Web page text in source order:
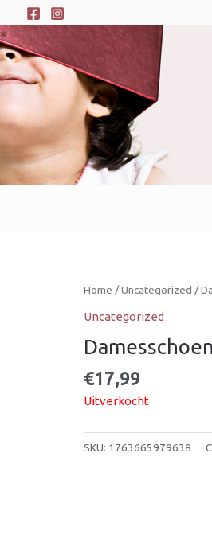
Home /Uncategorized /
Uncategorized
Damesschoen
€17,99
Uitverkocht
SKU: 1763665979638